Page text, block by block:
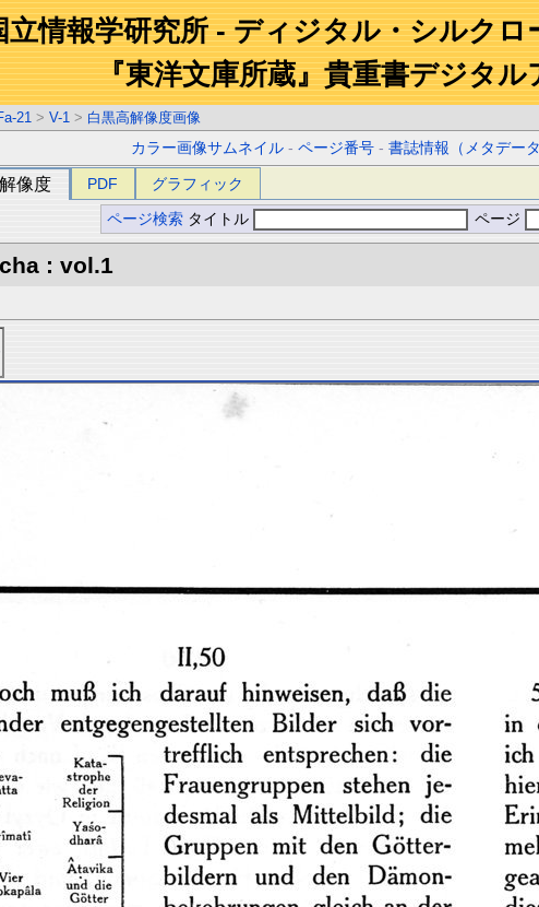
立情報学研究所 - ディジタル・シルク
『東洋文庫所蔵』貴重書デジタル
21 > V-1 > 白黒高解像度画像
カラー画像サムネイル -ページ番号 -書誌情報（メタデータ
像度 PDF グラフィック
ページ検索 タイトル ページ
: vol.1